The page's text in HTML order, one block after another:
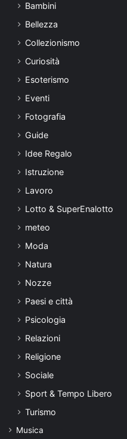
Bambini
Bellezza
Collezionismo
Curiosità
Esoterismo
Eventi
Fotografia
Guide
Idee Regalo
Istruzione
Lavoro
Lotto & SuperEnalotto
meteo
Moda
Natura
Nozze
Paesi e città
Psicologia
Relazioni
Religione
Sociale
Sport & Tempo Libero
Turismo
Musica